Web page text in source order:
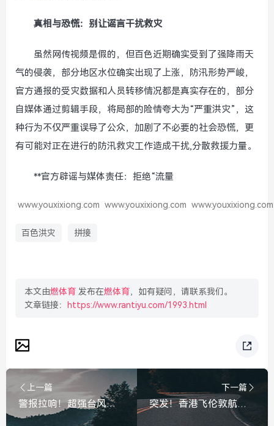
真相与恐慌：别让谣言干扰救灾
虽然网传视频是假的，但百色近期确实受到了强降雨天
气的侵袭，部分地区水位确实出现了上涨，防汛形势严峻，
官方通报的受灾数据和人员转移情况都是真实存在的，部分
自媒体通过剪辑手段，将局部的险情夸大为“严重洪灾”，这
种行为不仅严重误导了公众，加剧了不必要的社会恐慌，更
有可能对正在进行的防汛救灾工作造成干扰,分散救援力量。
**官方辟谣与媒体责任：拒绝“流量
www.youxixiong.com www.youxixiong.com www.youxixiong.com
百色洪灾 拼接
本文由燃体育 发布在燃体育，如有疑问，请联系我们。
文章链接：
https://www.rantiyu.com/1993.html
上一篇
警报拉响！超强台风巴威逼近，48小时警戒线在即，多地启动应急响应，警报拉响！超强台风巴威逼近，多地启动应急响应
下一篇
突发！香港飞伦敦航班一度失联，北约战机紧急升空，突发！香港飞伦敦航班一度失联，北约战机紧急升空